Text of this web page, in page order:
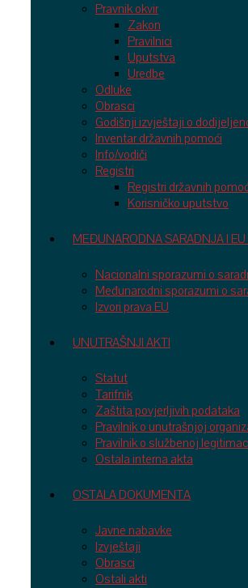
Pravnik okvir
Zakon
Pravilnici
Uputstva
Uredbe
Odluke
Obrasci
Godišnji izvještaji o
Inventar državnih pomoći
Info/vodiči
Registri
Registri državnih
Korisničko uputstvo
MEĐUNARODNA SARADNJA I EU
Nacionalni sporazumi o
Međunarodni sporazumi o
Izvori prava EU
UNUTRAŠNJI AKTI
Statut
Tarifnik
Zaštita povjerljivih podataka
Pravilnik o unutrašnjoj
Pravilnik o službenoj
Ostala interna akta
OSTALA DOKUMENTA
Javne nabavke
Izvještaji
Obrasci
Ostali akti